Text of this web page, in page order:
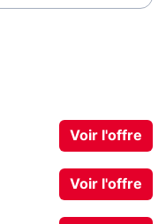
Voir l'offre
Voir l'offre